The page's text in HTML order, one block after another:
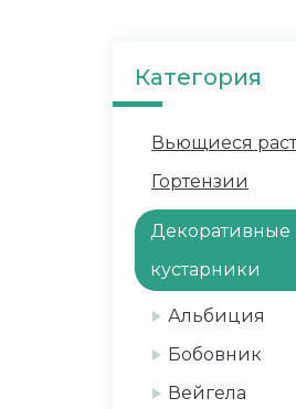
Категория
Вьющиеся
Гортензии
Декоративные
кустарники
Альбиция
Бобовник
Вейгела